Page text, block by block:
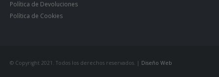
Política de Devoluciones
Política de Cookies
© Copyright 2021. Todos los derechos reservados. | Diseño Web